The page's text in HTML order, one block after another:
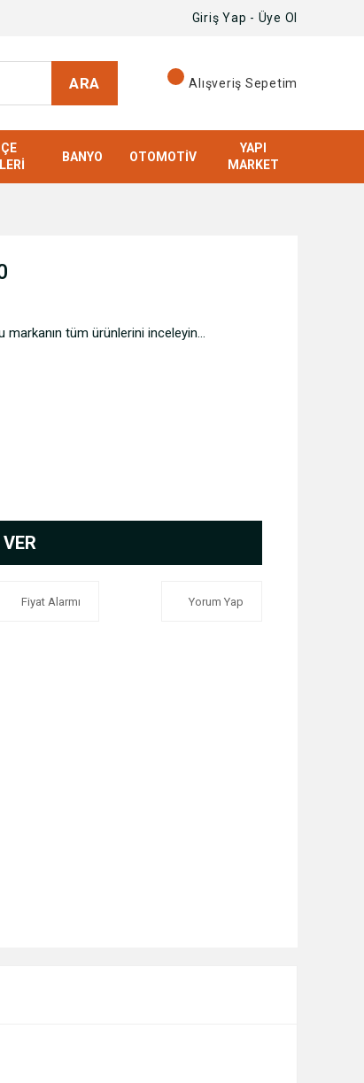
Giriş Yap - Üye Ol
ARA Alışveriş Sepetim
BANYO OTOMOTIV
YAPI
MARKET
markanın tüm ürünlerini inceleyin...
Fiyat Alarmı Yorum Yap